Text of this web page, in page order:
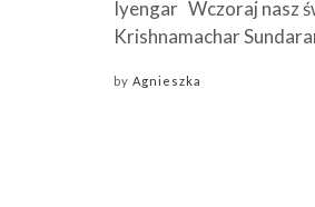
Iyengar Wczoraj nasz
Krishnamachar
by Agnieszka